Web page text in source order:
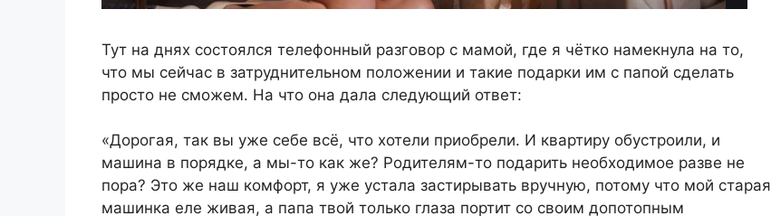
Тут на днях состоялся телефонный разговор с мамой, где я чётко намекнула на то,
что мы сейчас в затруднительном положении и такие подарки им с папой сделать
просто не сможем. На что она дала следующий ответ:
«Дорогая, так вы уже себе всё, что хотели приобрели. И квартиру обустроили, и
машина в порядке, а мы-то как же? Родителям-то подарить необходимое разве не
пора? Это же наш комфорт, я уже устала застирывать вручную, потому что мой старая
машинка еле живая, а папа твой только глаза портит со своим допотопным